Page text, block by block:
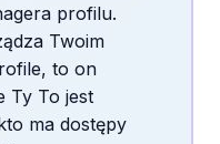
profilu.
Twoim
to on
Ty To jest
ma dostępy